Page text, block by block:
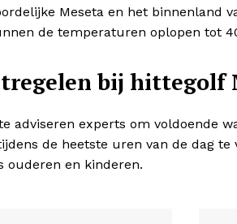
SUBSCRIBE NOW
Meseta en het binnenland
de temperaturen oplopen tot
bij hittegolf
adviseren experts om voldoende
de heetste uren van de dag
ouderen en kinderen.